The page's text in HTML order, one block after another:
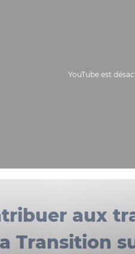
YouTube est
aux
Transition